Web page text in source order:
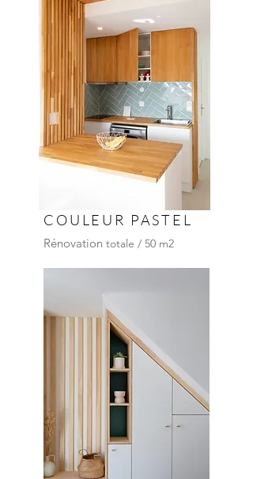
COULEUR PASTEL
Rénovation totale / 50 m2